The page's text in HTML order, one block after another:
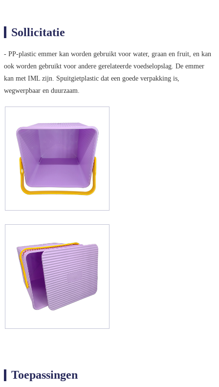
Sollicitatie
- PP-plastic emmer kan worden gebruikt voor water, graan en fruit, en kan
ook worden gebruikt voor andere gerelateerde voedselopslag. De emmer
kan met IML zijn. Spuitgietplastic dat een goede verpakking is,
wegwerpbaar en duurzaam.
Toepassingen